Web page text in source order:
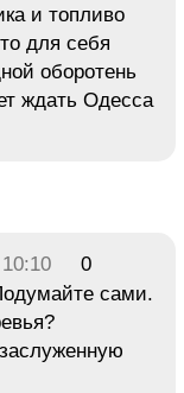
и топливо
для себя
оборотень
ждать Одесса
0
сами.